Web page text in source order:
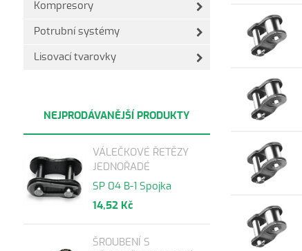
Kompresory
Potrubní systémy
Lisovací tvarovky
NEJPRODÁVANĚJŠÍ PRODUKTY
VÁLEČKOVÉ ŘETĚZY
JEDNOŘADÉ
SP 04 B-1 Spojka
14,52 Kč
ŠROUBENÍ S